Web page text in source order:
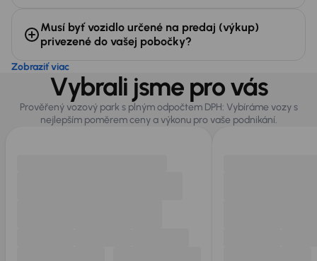
Musí byť vozidlo určené na predaj (výkup)
privezené do vašej pobočky?
Zobraziť viac
Vybrali jsme pro vás
Prověřený vozový park s plným odpočtem DPH: Vybíráme vozy s
nejlepším poměrem ceny a výkonu pro vaše podnikání.